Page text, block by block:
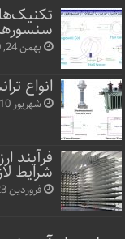
بهمن 24, 1400
انواع
شهریور 10, 1400
فرآیند
شرایط
فروردین 23, 1400